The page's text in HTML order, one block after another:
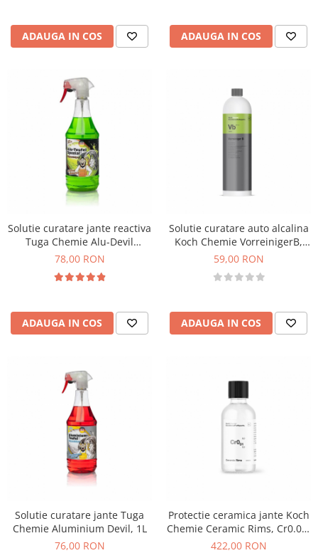
ADAUGA IN COS ADAUGA IN COS
Solutie curatare jante reactiva
Tuga Chemie Alu-Devil
Special, 1L
78,00 RON
ADAUGA IN COS
Solutie curatare auto alcalina
Koch Chemie VorreinigerB,
Vb, 1L
59,00 RON
ADAUGA IN COS
Solutie curatare jante Tuga
Chemie Aluminium Devil, 1L
76,00 RON
Protectie ceramica jante Koch
Chemie Ceramic Rims, Cr0.01,
set 30ml
422,00 RON